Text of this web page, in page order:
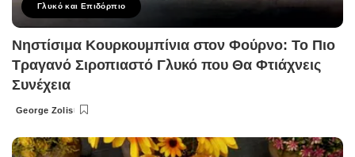
Γλυκό και Επιδόρπιο
Νηστίσιμα Κουρκουμπίνια στον Φούρνο: Το Πιο
Τραγανό Σιροπιαστό Γλυκό που Θα Φτιάχνεις
Συνέχεια
Posted
George Zolis